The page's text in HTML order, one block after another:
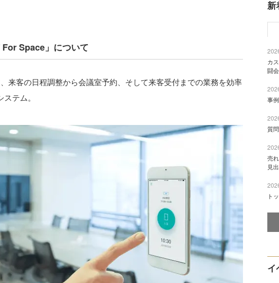
For Space」について
来客の日程調整から会議室予約、そして来客受付までの業務を効率
テム。
新
カ
闘
事
質
売
見
ト
イ